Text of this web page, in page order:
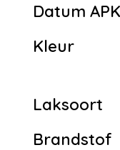
Datum APK
Kleur
Laksoort
Brandstof